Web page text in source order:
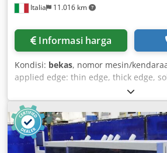
Italia 11.016 km
Informasi harga
Kondisi: bekas, nomor mesin/
applied edge: thin edge, thick edge,
system: EVA, hot air Jointing cutter:
yes Maximum feed speed: 20 m/min
Maximum panel thickness: 60 mm